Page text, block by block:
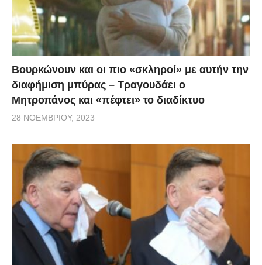
Βουρκώνουν και οι πιο «σκληροί» με αυτήν την
διαφήμιση μπύρας – Τραγουδάει ο
Μητροπάνος και «πέφτει» το διαδίκτυο
28 ΝΟΕΜΒΡΊΟΥ, 2023